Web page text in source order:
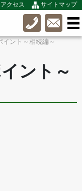
アクセス サイトマップ
イント～相続編～
ント～